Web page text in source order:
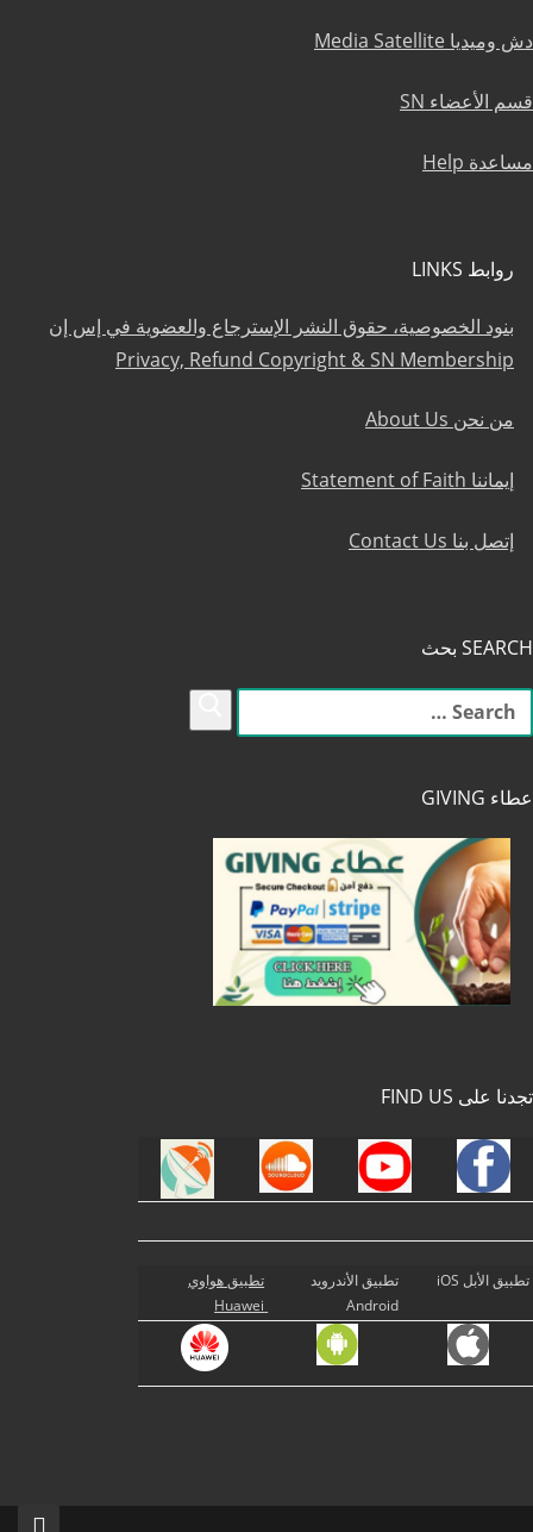
دش وميديا Media Satellite
قسم الأعضاء SN
مساعدة Help
روابط LINKS
بنود الخصوصية، حقوق النشر الإسترجاع والعضوية في إس إن
Privacy, Refund Copyright & SN Membership
من نحن About Us
إيماننا Statement of Faith
إتصل بنا Contact Us
SEARCH بحث
البحث
عن:
عطاء GIVING
تجدنا على FIND US
تطبيق الأبل iOS
تطبيق الأندرويد
Android
تطبيق هواوي